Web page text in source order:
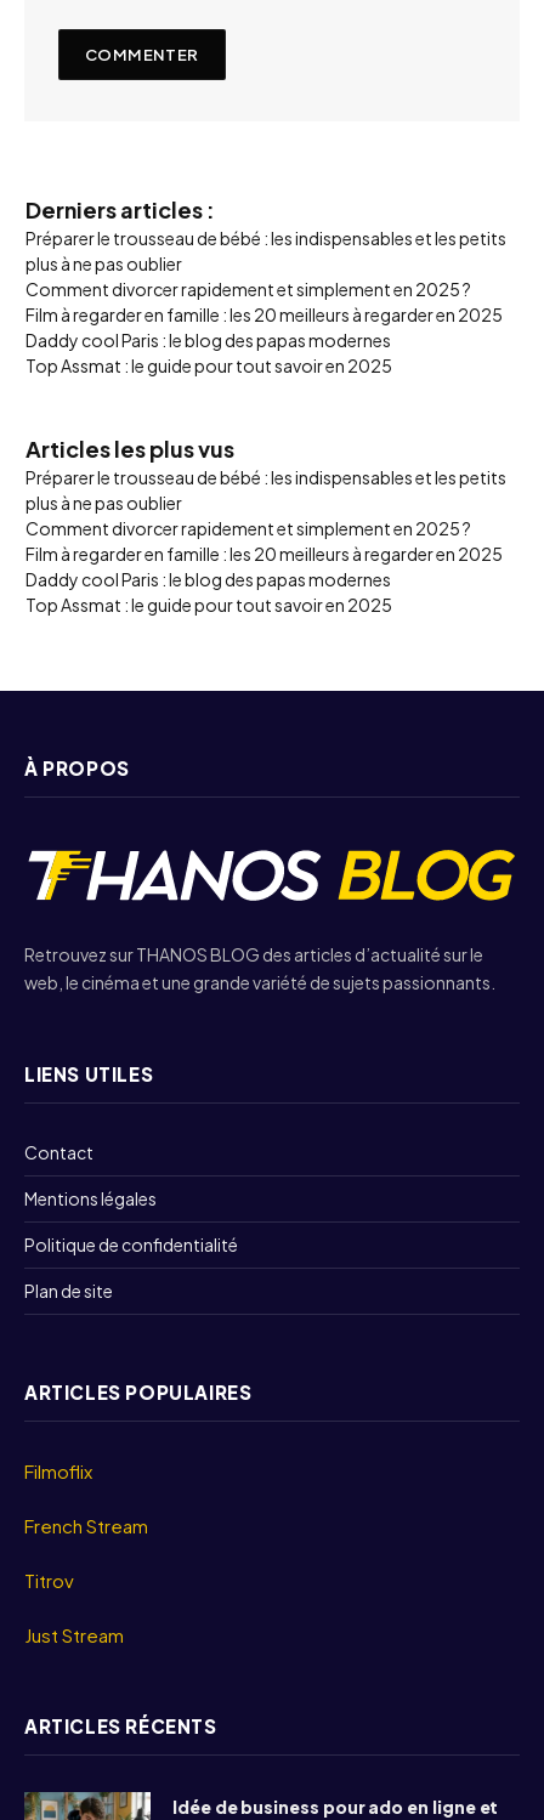
Derniers articles :
Préparer le trousseau de bébé : les indispensables et les petits
plus à ne pas oublier
Comment divorcer rapidement et simplement en 2025 ?
Film à regarder en famille : les 20 meilleurs à regarder en 2025
Daddy cool Paris : le blog des papas modernes
Top Assmat : le guide pour tout savoir en 2025
Articles les plus vus
Préparer le trousseau de bébé : les indispensables et les petits
plus à ne pas oublier
Comment divorcer rapidement et simplement en 2025 ?
Film à regarder en famille : les 20 meilleurs à regarder en 2025
Daddy cool Paris : le blog des papas modernes
Top Assmat : le guide pour tout savoir en 2025
À PROPOS
Retrouvez sur THANOS BLOG des articles d’actualité sur le
web, le cinéma et une grande variété de sujets passionnants.
LIENS UTILES
Contact
Mentions légales
Politique de confidentialité
Plan de site
ARTICLES POPULAIRES
Filmoflix
French Stream
Titrov
Just Stream
ARTICLES RÉCENTS
Idée de business pour ado en ligne et